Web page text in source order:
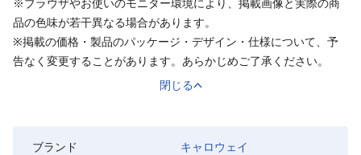
※ブラウザやお使いのモニター環境により、掲載画像と実際の商
品の色味が若干異なる場合があります。
※掲載の価格・製品のパッケージ・デザイン・仕様について、予
告なく変更することがあります。あらかじめご了承ください。
閉じる
ブランド
キャロウェイ